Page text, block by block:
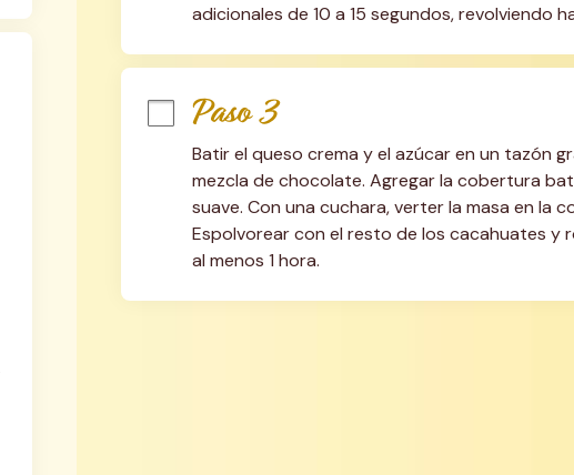
adicionales de 10 a 15 segundos, revolviendo
Paso 3
Batir el queso crema y el azúcar en un tazón
mezcla de chocolate. Agregar la cobertura
suave. Con una cuchara, verter la masa en la
Espolvorear con el resto de los cacahuates y
al menos 1 hora.